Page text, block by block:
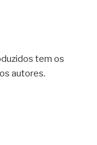
tem os
autores.